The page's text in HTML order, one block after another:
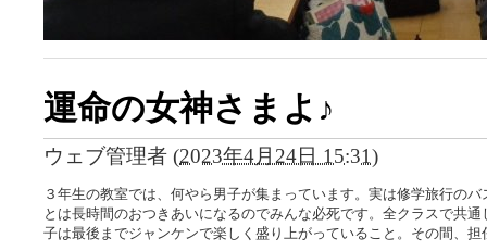
運命の女神さまよ♪
ウェブ管理者 (2023年4月24日 15:31)
３年生の教室では、何やら男子が集まっています。実は修学旅行の
とは長時間のおつきあいになるのでみんな必死です。全クラスで共
子は最後までジャンケンで楽しく盛り上がっていること。その間、